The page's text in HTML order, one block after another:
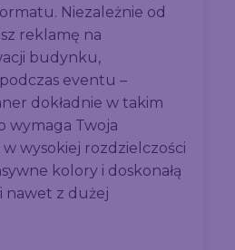
Niezależnie od
reklamę na
budynku,
eventu –
dokładnie w takim
wymaga Twoja
wysokiej rozdzielczości
kolory i doskonałą
nawet z dużej